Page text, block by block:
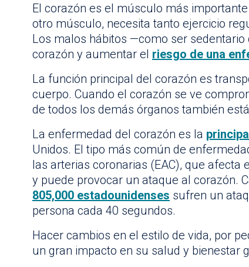
El corazón es el músculo más
otro músculo, necesita tanto ejercicio
Los malos hábitos —como ser
corazón y aumentar el riesgo de una
La función principal del corazón es
cuerpo. Cuando el corazón se ve
de todos los demás órganos también
La enfermedad del corazón es la
Unidos. El tipo más común de
las arterias coronarias (EAC), que afecta
y puede provocar un ataque al corazón.
805,000 estadounidenses sufren un
persona cada 40 segundos.
Hacer cambios en el estilo de vida, por
un gran impacto en su salud y bienestar